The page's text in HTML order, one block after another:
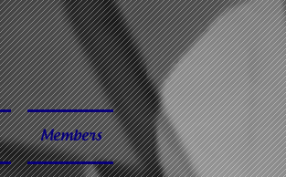
Members